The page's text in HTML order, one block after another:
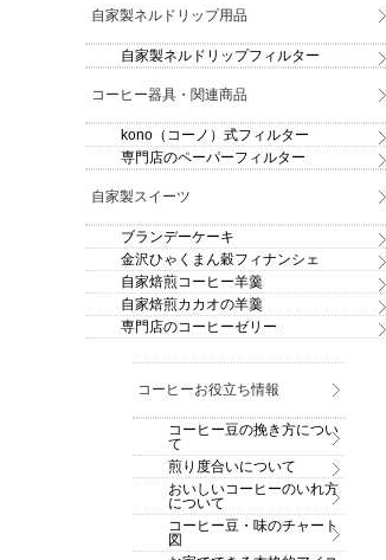
自家製ネルドリップ用品
自家製ネルドリップフィルター
コーヒー器具・関連商品
kono（コーノ）式フィルター
専門店のペーパーフィルター
自家製スイーツ
ブランデーケーキ
金沢ひゃくまん穀フィナンシェ
自家焙煎コーヒー羊羹
自家焙煎カカオの羊羹
専門店のコーヒーゼリー
コーヒーお役立ち情報
コーヒー豆の挽き方につい
て
煎り度合いについて
おいしいコーヒーのいれ方
について
コーヒー豆・味のチャート
図